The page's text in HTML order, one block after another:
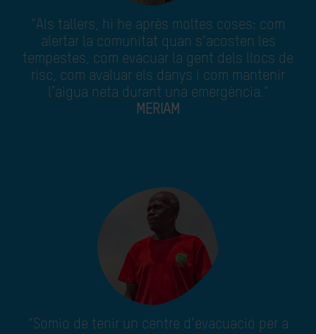
"Als tallers, hi he après moltes coses: com
alertar la comunitat quan s’acosten les
tempestes, com evacuar la gent dels llocs de
risc, com avaluar els danys i com mantenir
l’aigua neta durant una emergència."
MERIAM
"Somio de tenir un centre d’evacuació per a